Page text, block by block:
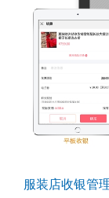
服装店收银管